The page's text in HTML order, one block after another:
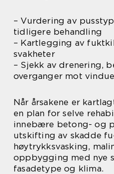
– Vurdering av
tidligere behandling
– Kartlegging av
svakheter
– Sjekk av drenering,
overganger mot
Når årsakene er
en plan for selve
innebære betong- og
utskifting av skadde
høytrykksvasking,
oppbygging med nye
fasadetype og klima.